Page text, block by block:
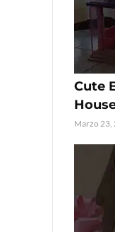
Cute
Marzo 23,